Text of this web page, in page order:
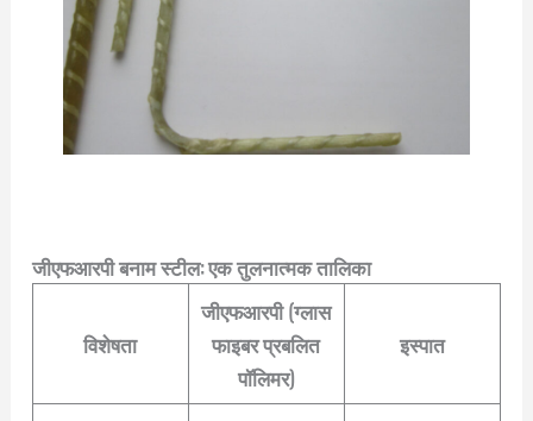
जीएफआरपी बनाम स्टील: एक तुलनात्मक तालिका
विशेषता
जीएफआरपी (ग्लास
फाइबर प्रबलित
पॉलिमर)
इस्पात